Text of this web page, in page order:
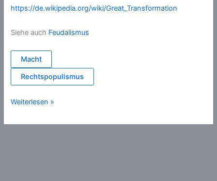
https://de.wikipedia.org/wiki/Great_Transformation
Siehe auch Feudalismus
Macht
Rechtspopulismus
Great
Weiterlesen »